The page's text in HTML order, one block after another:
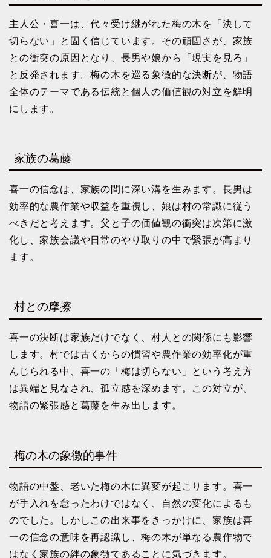
主人公・喜一は、代々受け継がれた梅の木を「決して
切らない」と固く信じています。その頑固さが、家族
との衝突の原因となり、長男や娘から「現実を見ろ」
と反発されます。梅の木を巡る象徴的な決断が、物語
全体のテーマである伝統と個人の価値観の対立を鮮明
にします。
家族の葛藤
喜一の信念は、家族の間に深い溝を生みます。長男は
効率的な農作業や収益を重視し、娘は村の常識に従う
べきだと考えます。父と子の価値観の衝突は次第に激
化し、家族会議や日常のやり取りの中で緊張が高まり
ます。
村との摩擦
喜一の決断は家族だけでなく、村人との関係にも影響
します。村では古くからの慣習や農作業の効率化が重
んじられる中、喜一の「梅は切らない」という考え方
は異端と見なされ、孤立感を深めます。この対立が、
物語の緊張感と葛藤を生み出します。
梅の木の象徴的事件
物語の中盤、老いた梅の木に異変が起こります。喜一
が手入れを怠ったわけではなく、自然の変化によるも
のでした。しかしこの出来事をきっかけに、家族は喜
一の信念の意味を再認識し、梅の木が単なる農作物で
はなく家族の絆の象徴であることに気づきます。